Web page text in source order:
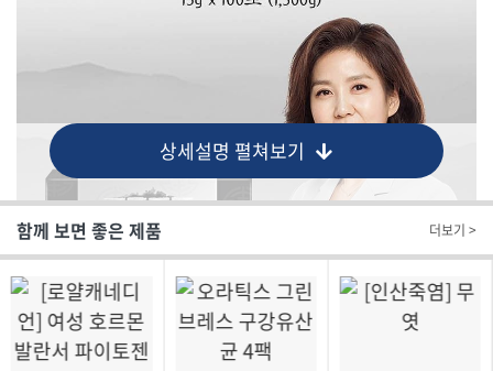
상세설명 펼쳐보기
함께 보면 좋은 제품 더보기 >